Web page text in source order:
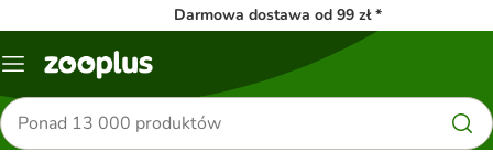
Darmowa dostawa od 99 zł *
Menu
Szukaj
produktów